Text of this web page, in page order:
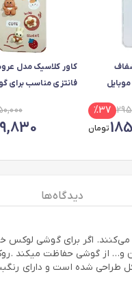
%37
تومان
کاور کلاسیک مدل
فانتزی مناسب برای
دیدگاه ها
اگر برای گوشی لوکس
و… از گوشی حفاظت میکند
شده است و دارای